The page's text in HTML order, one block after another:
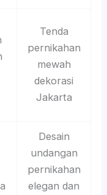
Tenda
pernikahan
mewah
dekorasi
Jakarta
Desain
undangan
pernikahan
elegan dan